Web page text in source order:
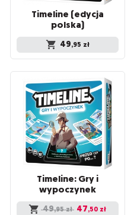
Timeline (edycja
polska)
49,95 zł
Timeline: Gry i
wypoczynek
49,95 zł 47,50 zł